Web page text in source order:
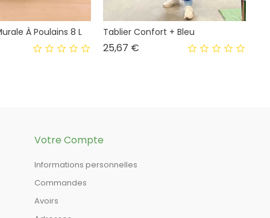
À Poulains 8 L Tablier Confort + Bleu
25,67 €
Votre Compte
Informations personnelles
Commandes
Avoirs